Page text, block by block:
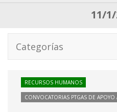
11/
Categorías
RECURSOS HUMANOS
CONVOCATORIAS PTGAS DE